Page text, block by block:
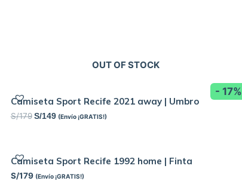
- 17%
OUT OF STOCK
Camiseta Sport Recife 2021 away | Umbro
S/179 S/149 (Envío ¡GRATIS!)
Camiseta Sport Recife 1992 home | Finta
S/179 (Envío ¡GRATIS!)